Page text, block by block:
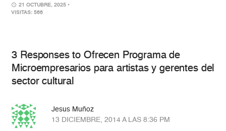
21 OCTUBRE, 2025 •
VISITAS: 566
3 Responses to Ofrecen Programa de
Microempresarios para artistas y gerentes del
sector cultural
Jesus Muñoz
13 DICIEMBRE, 2014 A LAS 8:36 PM